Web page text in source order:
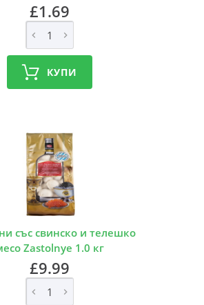
£1.69
КУПИ
със свинско и телешко
Zastolnye 1.0 кг
£9.99